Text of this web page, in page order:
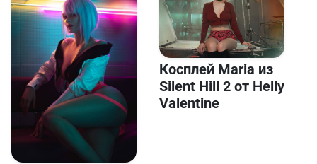
Косплей Maria из
Silent Hill 2 от Helly
Valentine